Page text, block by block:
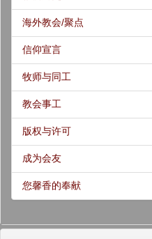
海外教会/聚点
信仰宣言
牧师与同工
教会事工
版权与许可
成为会友
您馨香的奉献